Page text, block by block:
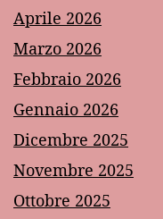
Aprile 2026
Marzo 2026
Febbraio 2026
Gennaio 2026
Dicembre 2025
Novembre 2025
Ottobre 2025